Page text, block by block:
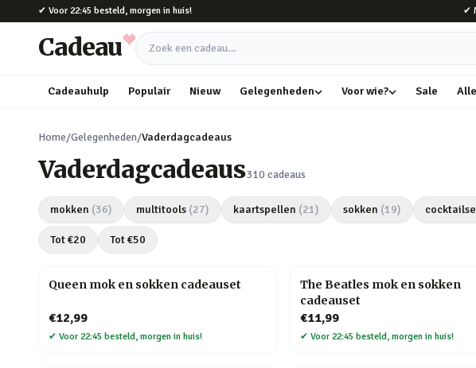
Naar hoofdinhoud
✔ Voor 22:45 besteld, morgen in huis! ✔
Cadeau Zoek een cadeau
Cadeauhulp Populair Nieuw Gelegenheden Voor wie? Sale
Home/Gelegenheden/Vaderdagcadeaus
Vaderdagcadeaus310 cadeaus
mokken (36) multitools (27) kaartspellen (21) sokken (19)
Tot €20 Tot €50
Queen mok en sokken cadeauset
€12,99
✔ Voor 22:45 besteld, morgen in huis!
The Beatles mok en sokken
cadeauset
€11,99
✔ Voor 22:45 besteld, morgen in huis!